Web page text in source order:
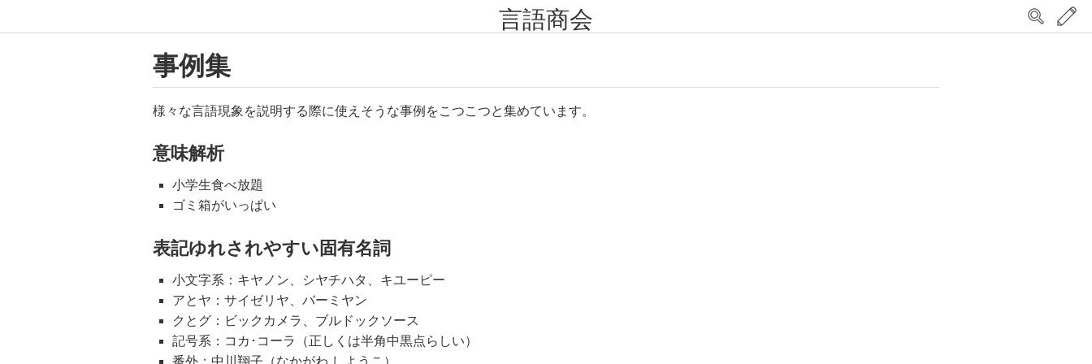
言語商会
事例集
様々な言語現象を説明する際に使えそうな事例をこつこつと集めています。
意味解析
小学生食べ放題
ゴミ箱がいっぱい
表記ゆれされやすい固有名詞
小文字系：キヤノン、シヤチハタ、キユーピー
アとヤ：サイゼリヤ、バーミヤン
クとグ：ビックカメラ、ブルドックソース
記号系：コカ･コーラ（正しくは半角中黒点らしい）
番外：中川翔子（なかがわ しようこ）